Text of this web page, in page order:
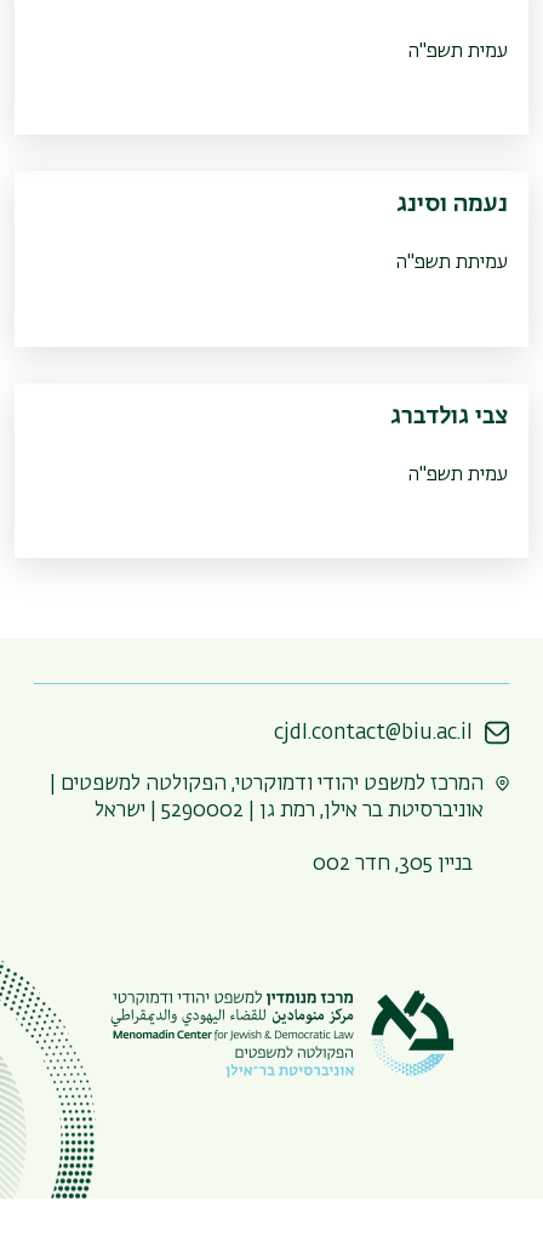
עמית תשפ"ה
נעמה וסינג
עמיתת תשפ"ה
צבי גולדברג
עמית תשפ"ה
cjdl.contact@biu.ac.il
המרכז למשפט יהודי ודמוקרטי, הפקולטה למשפטים |
אוניברסיטת בר אילן, רמת גן | 5290002 | ישראל
בניין 305, חדר 002